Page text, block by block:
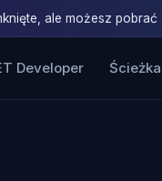
ale możesz pobrać
Developer